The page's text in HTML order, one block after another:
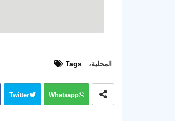
Tags المحلية،
Twitter Whatsapp